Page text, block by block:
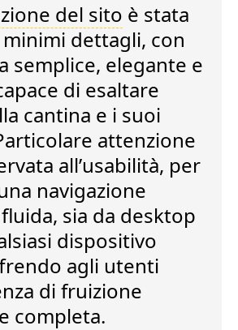
del sito è stata
dettagli, con
semplice, elegante e
di esaltare
cantina e i suoi
attenzione
all’usabilità, per
navigazione
, sia da desktop
dispositivo
agli utenti
di fruizione
completa.